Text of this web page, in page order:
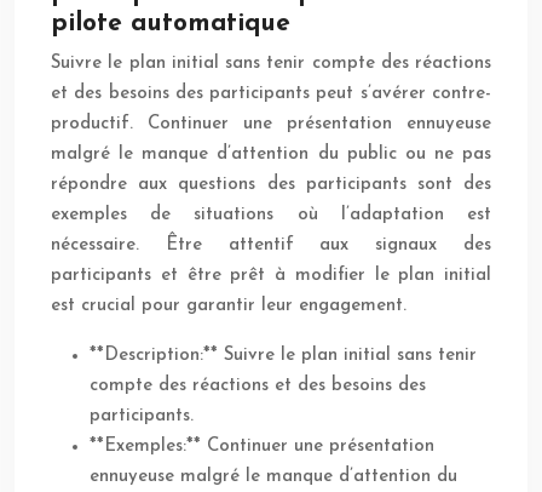
pilote automatique
Suivre le plan initial sans tenir compte des réactions
et des besoins des participants peut s’avérer contre-
productif. Continuer une présentation ennuyeuse
malgré le manque d’attention du public ou ne pas
répondre aux questions des participants sont des
exemples de situations où l’adaptation est
nécessaire. Être attentif aux signaux des
participants et être prêt à modifier le plan initial
est crucial pour garantir leur engagement.
**Description:** Suivre le plan initial sans tenir
compte des réactions et des besoins des
participants.
**Exemples:** Continuer une présentation
ennuyeuse malgré le manque d’attention du